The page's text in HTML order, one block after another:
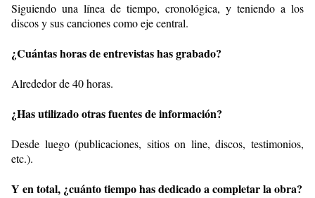
Siguiendo una línea de tiempo, cronológica, y teniendo a los
discos y sus canciones como eje central.
¿Cuántas horas de entrevistas has grabado?
Alrededor de 40 horas.
¿Has utilizado otras fuentes de información?
Desde luego (publicaciones, sitios on line, discos, testimonios,
etc.).
Y en total, ¿cuánto tiempo has dedicado a completar la obra?